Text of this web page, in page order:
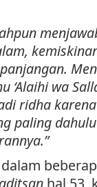
‘Alaihi wa
ridha
paling
hal 53,